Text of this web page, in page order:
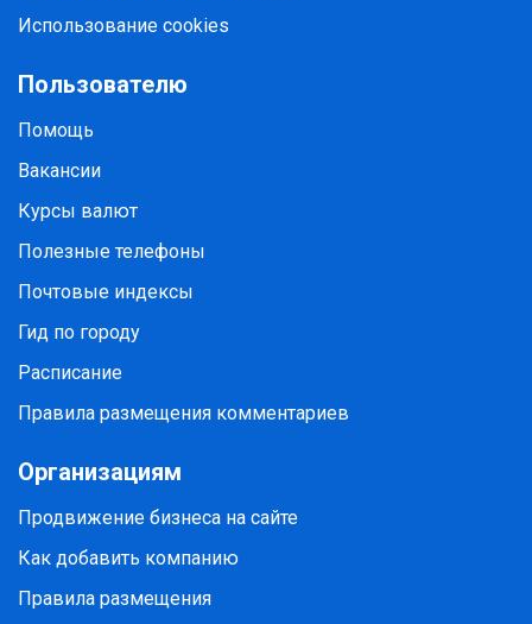
Использование cookies
Пользователю
Помощь
Вакансии
Курсы валют
Полезные телефоны
Почтовые индексы
Гид по городу
Расписание
Правила размещения комментариев
Организациям
Продвижение бизнеса на сайте
Как добавить компанию
Правила размещения